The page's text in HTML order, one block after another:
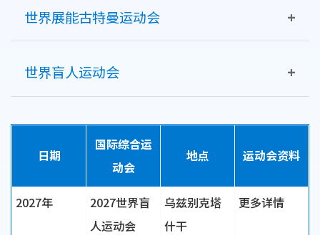
运动会周期：二年一届
地隔年轮流举办的独特运动会环境，为年轻运动员提供
了更广泛的团队合作与体育经验的认知，同时也让他们
初步体会到参加残疾人奥运会所需面对的挑战与纪律。
设的沙滩、水上及露天运动项目，这是首个涵盖上述运
动类别的综合性残疾运动会。
首届世界展能运动沙滩运动会在土耳其南部地中海沿岸
美丽的梅尔辛海岸举行，该地拥有长达 116 公里的壮丽
运动会周期：二年一届
世界展能古特曼运动会
肢体残疾运动员提供在国际舞台上大放异彩的机会。
世界盲人运动会
为世界上最大的视障运动员体育赛事。
多年来，这项综合运动比赛每四年举办一次，包括“世
界盲人体育锦标赛”和“IBSA 世界锦标赛和运动会”
等各种名称。
日期
国际综合运
动会
地点 运动会资料
2027年
2027世界盲
人运动会
乌兹别克塔
什干
更多详情